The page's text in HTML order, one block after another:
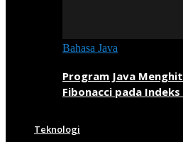
Bahasa Java
Program Java
Fibonacci pada
Teknologi